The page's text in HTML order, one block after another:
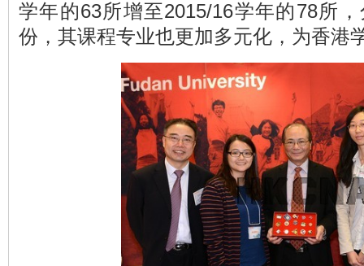
学年的63所增至2015/16学年的78所
份，其课程专业也更加多元化，为香港